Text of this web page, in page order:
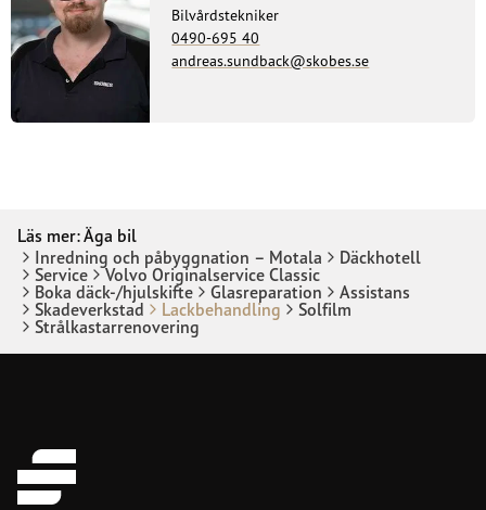
Bilvårdstekniker
0490-695 40
andreas.sundback@skobes.se
Läs mer:Äga bil
Inredning och påbyggnation – Motala
Däckhotell
Service
Volvo Originalservice Classic
Boka däck-/hjulskifte
Glasreparation
Assistans
Skadeverkstad
Lackbehandling
Solfilm
Strålkastarrenovering